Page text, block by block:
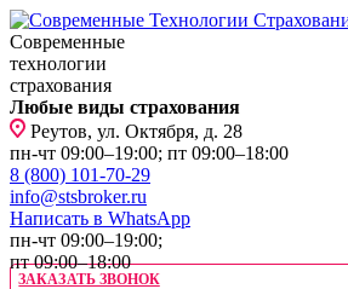
Современные
технологии
страхования
Любые виды страхования
Реутов, ул. Октября, д. 28
пн-чт 09:00–19:00; пт 09:00–18:00
8 (800) 101-70-29
info@stsbroker.ru
Написать в WhatsApp
пн-чт 09:00–19:00;
пт 09:00–18:00
ЗАКАЗАТЬ ЗВОНОК